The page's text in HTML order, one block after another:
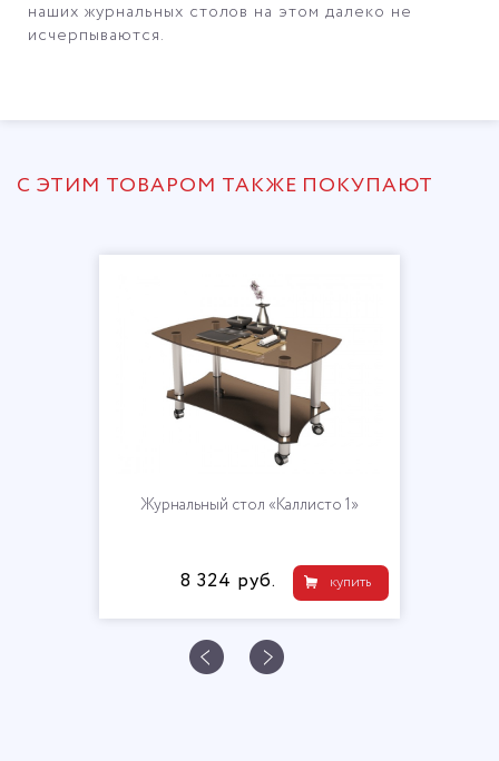
наших журнальных столов на этом далеко не
исчерпываются.
С ЭТИМ ТОВАРОМ ТАКЖЕ ПОКУПАЮТ
Журнальный стол «Каллисто 1»
купить
8 324 руб.